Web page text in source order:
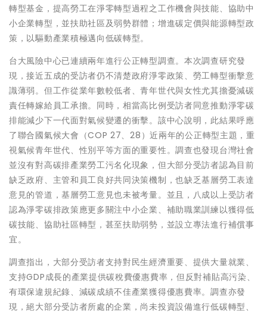
轉型基金，提高勞工在淨零轉型過程之工作機會與技能、協助中
小企業轉型，並扶助社區及弱勢群體；增進碳定價與能源轉型政
策，以驅動產業積極邁向低碳轉型。
台大風險中心已連續兩年進行公正轉型調查。本次調查研究發
現，接近五成的受訪者仍不清楚政府淨零政策、勞工轉型衝擊意
識薄弱。但工作從業年數較低者、青年世代與女性尤其擔憂減碳
責任轉嫁給員工承擔。同時，相當高比例受訪者同意推動淨零碳
排能減少下一代面對氣候變遷的衝擊。該中心說明，此結果呼應
了聯合國氣候大會（COP 27、28）近兩年的公正轉型主題，重
視氣候青年世代、性別平等方面的重要性。調查也發現台灣社會
並沒有對高碳排產業勞工污名化現象，但大部分受訪者認為目前
缺乏政府、主管和員工良好共同決策機制，也缺乏基層勞工表達
意見的管道，基層勞工意見也未被考量。並且，八成以上受訪者
認為淨零碳排政策應更多關注中小企業、補助職業訓練以獲得低
碳技能、協助社區轉型，甚至扶助弱勢，並設立專法進行補償事
宜。
調查指出，大部分受訪者支持對民生經濟重要、提供大量就業、
支持GDP成長的產業提供碳稅費優惠費率，但反對補貼高污染、
有環保違規紀錄、減碳成績不佳產業獲得優惠費率。調查亦發
現，絕大部分受訪者所處的企業，尚未投資設備進行低碳轉型、